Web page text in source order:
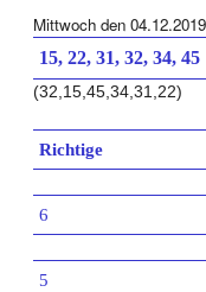
Mittwoch den 04.12.2019
15, 22, 31, 32, 34, 45
(32,15,45,34,31,22)
Richtige
6
5